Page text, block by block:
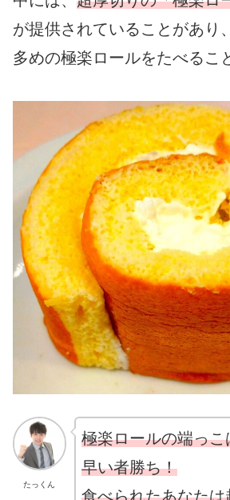
が提供されていることがあり
多めの極楽ロールをたべるこ
たっくん
極楽ロールの端っ
早い者勝ち！
食べられたあなたは